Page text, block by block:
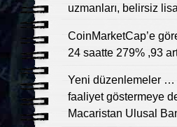
uzmanları, belirsiz
CoinMarketCap’e
24 saatte 279% ,93
Yeni düzenlemeler …
faaliyet göstermeye
Macaristan Ulusal